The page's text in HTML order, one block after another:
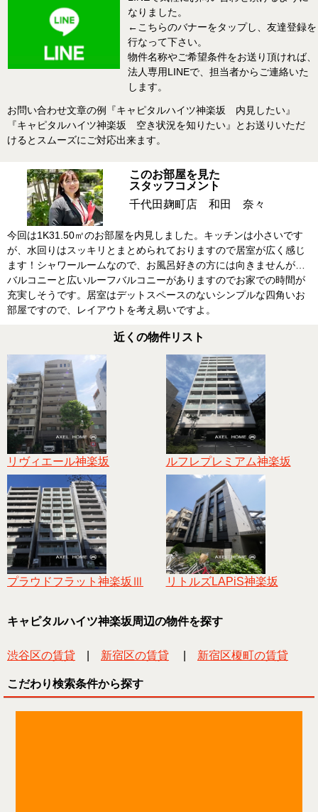
なりました。
←こちらのバナーをタップし、友達登録を
行なって下さい。
物件名称やご希望条件をお送り頂ければ、
法人専用LINEで、担当者からご連絡いた
します。
お問い合わせ文章の例『キャピタルハイツ神楽坂 内見したい』
『キャピタルハイツ神楽坂 空き状況を知りたい』とお送りいただ
けるとスムーズにご対応出来ます。
このお部屋を見た
スタッフコメント
千代田麹町店 和田 奈々
今回は1K31.50㎡のお部屋を内見しました。キッチンは小さいです
が、水回りはスッキリとまとめられておりますので居室が広く感じ
ます！シャワールームなので、お風呂好きの方には向きませんが…
バルコニーと広いルーフバルコニーがありますのでお家での時間が
充実しそうです。居室はデットスペースのないシンプルな四角いお
部屋ですので、レイアウトを考え易いですよ。
近くの物件リスト
リヴィエール神楽坂 ルフレプレミアム神楽坂
プラウドフラット神楽坂Ⅲ リトルズLAPiS神楽坂
キャピタルハイツ神楽坂周辺の物件を探す
渋谷区の賃貸 新宿区の賃貸 新宿区榎町の賃貸
こだわり検索条件から探す